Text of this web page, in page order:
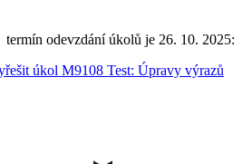
odevzdání úkolů je 26. 10. 2025:
úkol M9108 Test: Úpravy výrazů